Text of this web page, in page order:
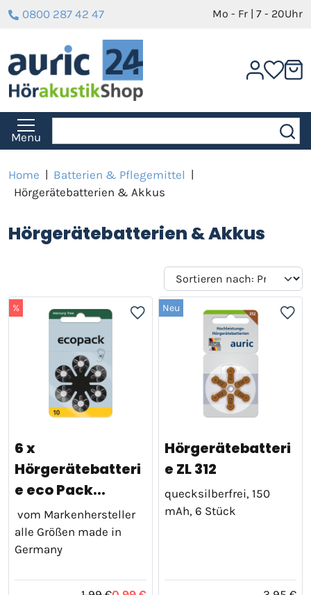
0800 287 42 47 Mo - Fr | 7 - 20Uhr
Menu
Home | Batterien & Pflegemittel |
Hörgerätebatterien & Akkus
Hörgerätebatterien & Akkus
%
6 x
Hörgerätebatteri
e eco Pack...
vom Markenhersteller
alle Größen made in
Germany
Neu
Hörgerätebatteri
e ZL 312
quecksilberfrei, 150
mAh, 6 Stück